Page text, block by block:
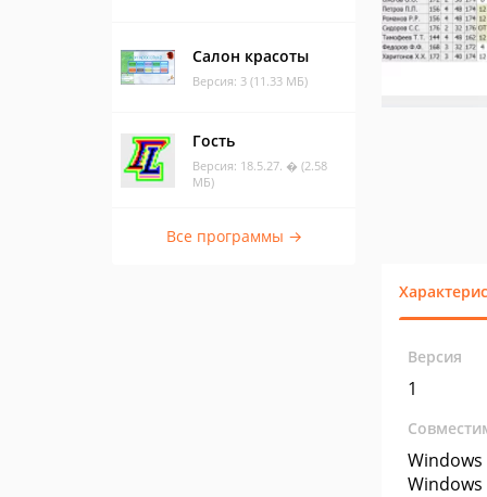
Салон красоты
Версия: 3 (11.33 МБ)
Гость
Версия: 18.5.27. � (2.58
МБ)
Все программы →
Версия
1
Windows
Windows